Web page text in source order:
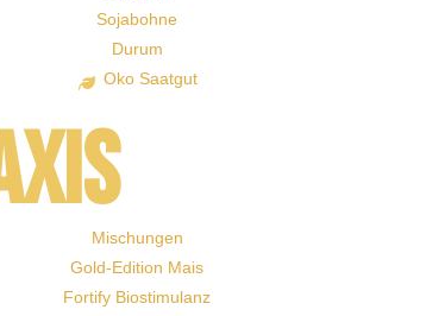
Sojabohne
Durum
Oko Saatgut
Mischungen
Gold-Edition Mais
Fortify Biostimulanz